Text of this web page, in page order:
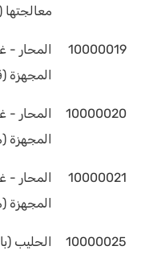
10000019
المحار -
المجهزة
10000020
المحار -
المجهزة
10000021
المحار -
المجهزة
10000025 الحليب